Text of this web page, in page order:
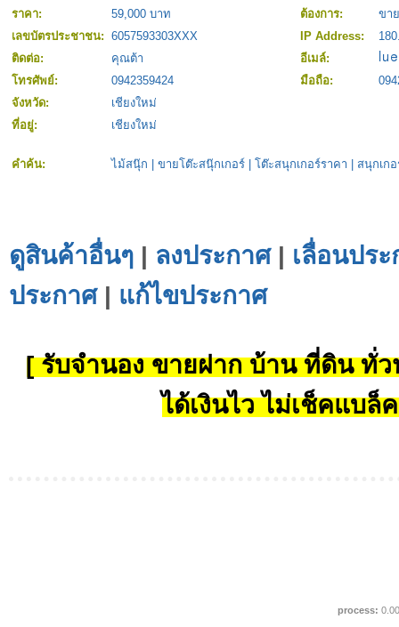
ราคา:
59,000 บาท ต้องการ:
ขาย
เลขบัตรประชาชน: 6057593303XXX IP Address:
ติดต่อ:
คุณต้า
อีเมล์:
โทรศัพย์:
0942359424 มือถือ:
จังหวัด:
เชียงใหม่
ที่อยู่:
เชียงใหม่
คำค้น: ไม้สนุ๊ก ขายโต๊ะสนุ๊กเกอร์ โต๊ะสนุกเกอร์ราคา สนุกเกอ
ดูสินค้าอื่นๆ | ลงประกาศ| เลื่อนปร
ประกาศ| แก้ไขประกาศ
[ รับจำนอง ขายฝาก บ้าน ที่ดิน ทั่ว
ได้เงินไว ไม่เช็คแบล็
process: